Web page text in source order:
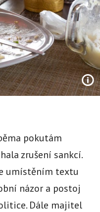
pokutám
zrušení sankcí.
umístěním textu
názor a postoj
Dále majitel